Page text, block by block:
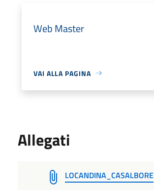
Web Master
VAI ALLA PAGINA
Allegati
LOCANDINA_CASALBORE